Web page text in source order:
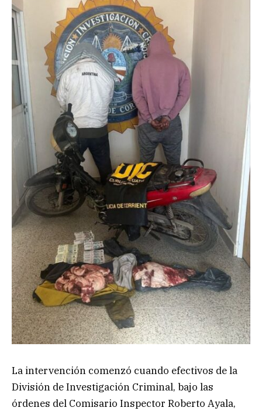
La intervención comenzó cuando efectivos de la
División de Investigación Criminal, bajo las
órdenes del Comisario Inspector Roberto Ayala,